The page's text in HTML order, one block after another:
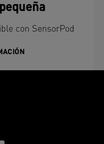
con SensorPod